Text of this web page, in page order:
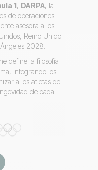
1, DARPA, la
de operaciones
asesora a los
Reino Unido
2028.
define la filosofía
integrando los
a los atletas de
de cada